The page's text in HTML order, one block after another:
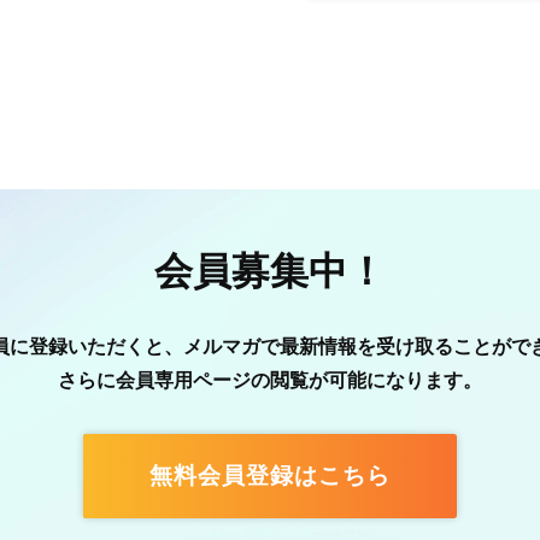
会員募集中！
に登録いただくと、メルマガで最新情報を受け取ることがで
さらに会員専用ページの閲覧が可能になります。
無料会員登録はこちら